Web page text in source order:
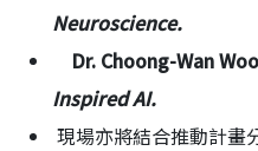
Neuroscience.
Dr. Choong-Wan
Inspired AI.
現場亦將結合推動計畫